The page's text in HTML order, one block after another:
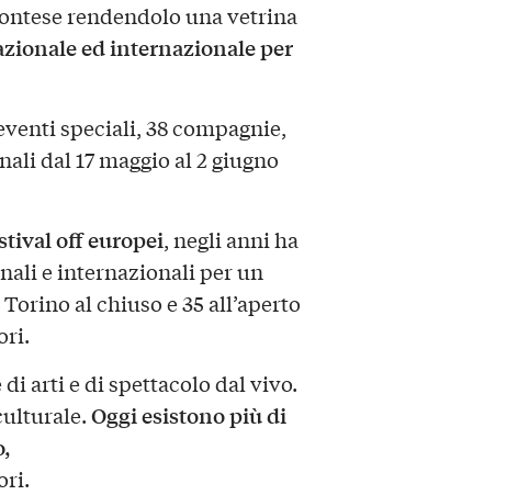
rendendolo una vetrina
ed internazionale per
speciali, 38 compagnie,
dal 17 maggio al 2 giugno
off europei, negli anni ha
e internazionali per un
al chiuso e 35 all’aperto
arti e di spettacolo dal vivo.
Oggi esistono più di